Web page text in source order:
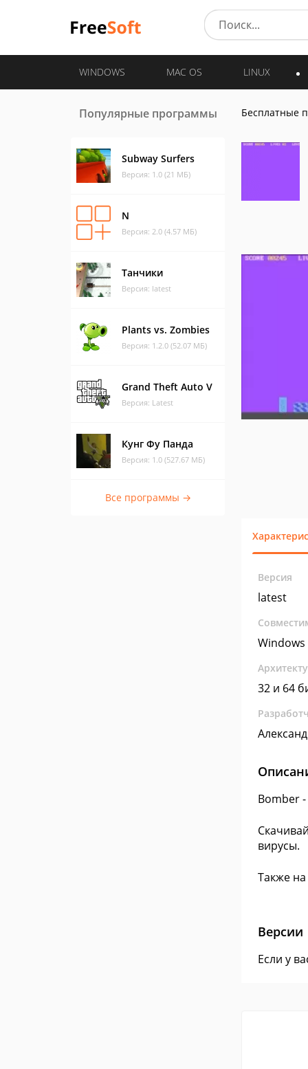
WINDOWS MAC OS LINUX
Популярные программы
Subway Surfers
Версия: 1.0 (21 МБ)
N
Версия: 2.0 (4.57 МБ)
Танчики
Версия: latest
Plants vs. Zombies
Версия: 1.2.0 (52.07 МБ)
Grand Theft Auto V
Версия: Latest
Кунг Фу Панда
Версия: 1.0 (527.67 МБ)
Все программы →
Бесплатные
Версия
latest
Windows
32 и 64
Bomber
вирусы.
Также
Версии
Если у